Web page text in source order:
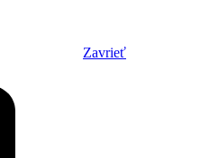
Zavrieť